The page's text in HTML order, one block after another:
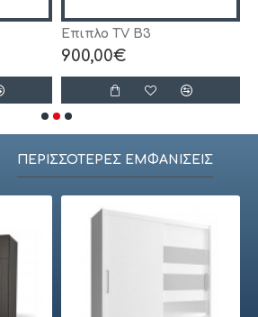
Έπιπλο TV B3
900,00€
ΠΕΡΙΣΣΌΤΕΡΕΣ ΕΜΦΑΝΊΣΕΙΣ